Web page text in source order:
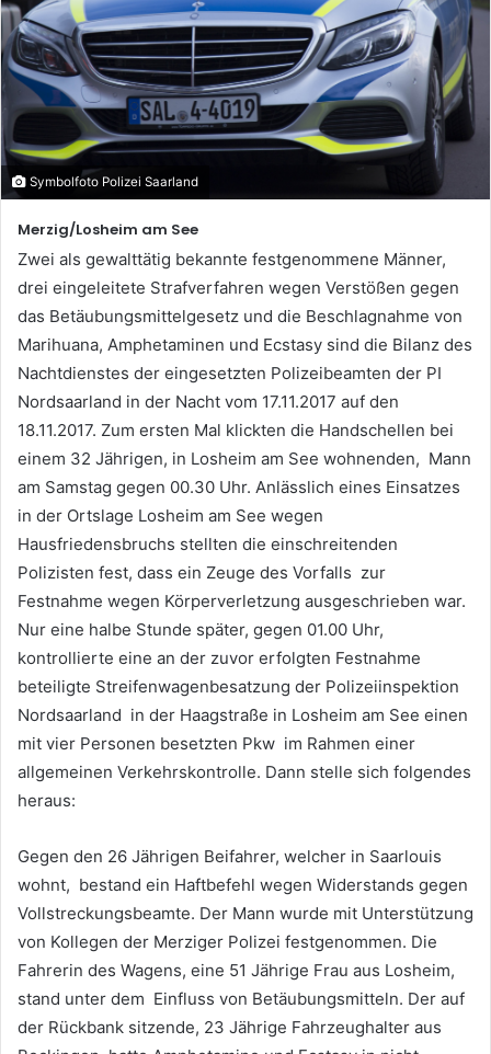
Symbolfoto Polizei Saarland
Merzig/Losheim am See
Zwei als gewalttätig bekannte festgenommene Männer,
drei eingeleitete Strafverfahren wegen Verstößen gegen
das Betäubungsmittelgesetz und die Beschlagnahme von
Marihuana, Amphetaminen und Ecstasy sind die Bilanz des
Nachtdienstes der eingesetzten Polizeibeamten der PI
Nordsaarland in der Nacht vom 17.11.2017 auf den
18.11.2017. Zum ersten Mal klickten die Handschellen bei
einem 32 Jährigen, in Losheim am See wohnenden, Mann
am Samstag gegen 00.30 Uhr. Anlässlich eines Einsatzes
in der Ortslage Losheim am See wegen
Hausfriedensbruchs stellten die einschreitenden
Polizisten fest, dass ein Zeuge des Vorfalls zur
Festnahme wegen Körperverletzung ausgeschrieben war.
Nur eine halbe Stunde später, gegen 01.00 Uhr,
kontrollierte eine an der zuvor erfolgten Festnahme
beteiligte Streifenwagenbesatzung der Polizeiinspektion
Nordsaarland in der Haagstraße in Losheim am See einen
mit vier Personen besetzten Pkw im Rahmen einer
allgemeinen Verkehrskontrolle. Dann stelle sich folgendes
heraus:
Gegen den 26 Jährigen Beifahrer, welcher in Saarlouis
wohnt, bestand ein Haftbefehl wegen Widerstands gegen
Vollstreckungsbeamte. Der Mann wurde mit Unterstützung
von Kollegen der Merziger Polizei festgenommen. Die
Fahrerin des Wagens, eine 51 Jährige Frau aus Losheim,
stand unter dem Einfluss von Betäubungsmitteln. Der auf
der Rückbank sitzende, 23 Jährige Fahrzeughalter aus